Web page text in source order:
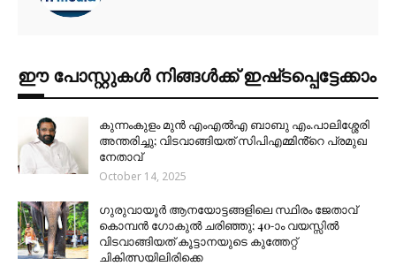
ഈ പോസ്റ്റുകൾ നിങ്ങൾക്ക് ഇഷ്‌‌ടപ്പെട്ടേക്കാം
കുന്നംകുളം മുൻ എംഎൽഎ ബാബു എം.പാലിശ്ശേരി
അന്തരിച്ചു; വിടവാങ്ങിയത് സിപിഎമ്മിൻ്റെ പ്രമുഖ
നേതാവ്
October 14, 2025
ഗുരുവായൂർ ആനയോട്ടങ്ങളിലെ സ്ഥിരം ജേതാവ്
കൊമ്പൻ ഗോകുൽ ചരിഞ്ഞു; 40-ാം വയസ്സിൽ
വിടവാങ്ങിയത് കൂട്ടാനയുടെ കുത്തേറ്റ്
ചികിത്സയിലിരിക്കെ